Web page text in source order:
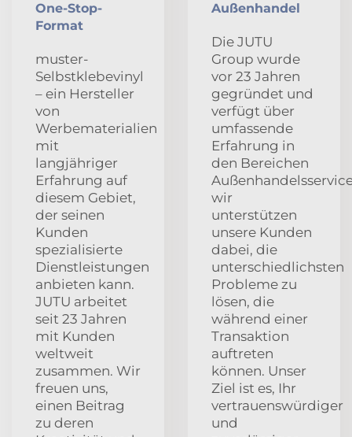
One-Stop-
Format
muster-
Selbstklebevinyl
– ein Hersteller
von
Werbematerialien
mit
langjähriger
Erfahrung auf
diesem Gebiet,
der seinen
Kunden
spezialisierte
Dienstleistungen
anbieten kann.
JUTU arbeitet
seit 23 Jahren
mit Kunden
weltweit
zusammen. Wir
freuen uns,
einen Beitrag
zu deren
Außenhandel
Die JUTU
Group wurde
vor 23 Jahren
gegründet und
verfügt über
umfassende
Erfahrung in
den Bereichen
wir
unterstützen
unsere Kunden
dabei, die
unterschiedlichsten
Probleme zu
lösen, die
während einer
Transaktion
auftreten
können. Unser
Ziel ist es, Ihr
vertrauenswürdiger
und